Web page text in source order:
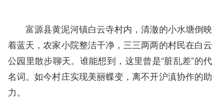
富源县黄泥河镇白云寺村内，清澈的小水塘倒映
着蓝天，农家小院整洁干净，三三两两的村民在白云
公园里散步聊天。谁能想到，这里曾是“脏乱差”的代
名词。如今村庄实现美丽蝶变，离不开沪滇协作的助
力。